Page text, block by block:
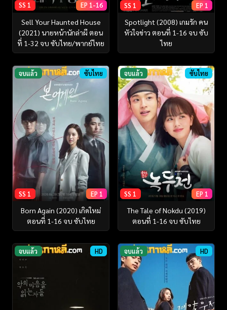
SS 1 EP 1-16
Sell Your Haunted House
(2021) นายหน้านักล่าผี ตอน
ที่ 1-32 จบ ซับไทย/พากย์ไทย
SS 1 EP 1
Spotlight (2008) เกมรัก คน
หัวใจข่าว ตอนที่ 1-16 จบ ซับ
ไทย
จบแล้ว ซับไทย
SS 1 EP 1
Born Again (2020) เกิดใหม่
ตอนที่ 1-16 จบ ซับไทย
จบแล้ว ซับไทย
SS 1 EP 1
The Tale of Nokdu (2019)
ตอนที่ 1-16 จบ ซับไทย
จบแล้ว HD จบแล้ว HD